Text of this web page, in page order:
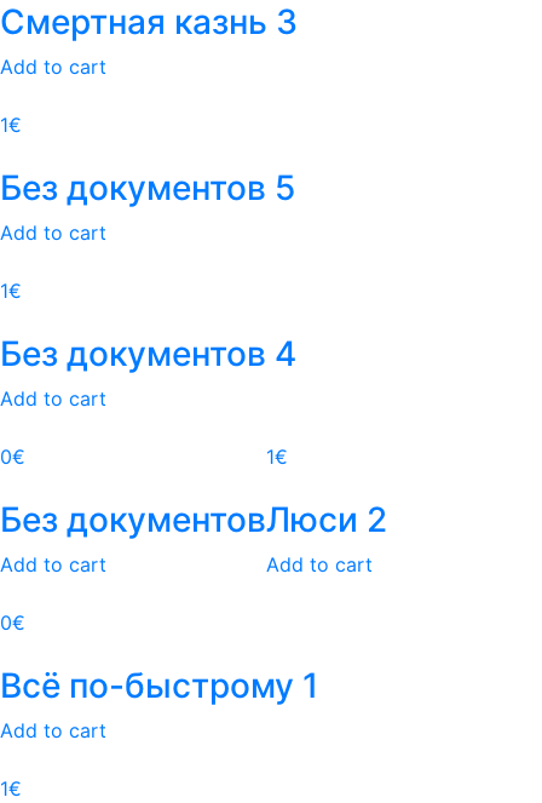
Смертная казнь 3
Add to cart
1€
Без документов 5
Add to cart
1€
Без документов 4
Add to cart
0€
Без документов
Add to cart
1€
Люси 2
Add to cart
0€
Всё по-быстрому 1
Add to cart
1€